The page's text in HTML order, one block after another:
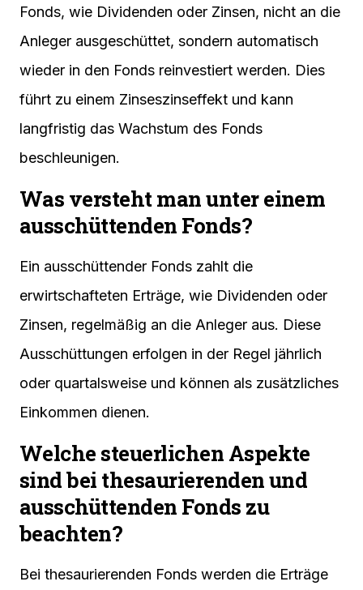
Fonds, wie Dividenden oder Zinsen, nicht an die
Anleger ausgeschüttet, sondern automatisch
wieder in den Fonds reinvestiert werden. Dies
führt zu einem Zinseszinseffekt und kann
langfristig das Wachstum des Fonds
beschleunigen.
Was versteht man unter einem
ausschüttenden Fonds?
Ein ausschüttender Fonds zahlt die
erwirtschafteten Erträge, wie Dividenden oder
Zinsen, regelmäßig an die Anleger aus. Diese
Ausschüttungen erfolgen in der Regel jährlich
oder quartalsweise und können als zusätzliches
Einkommen dienen.
Welche steuerlichen Aspekte
sind bei thesaurierenden und
ausschüttenden Fonds zu
beachten?
Bei thesaurierenden Fonds werden die Erträge